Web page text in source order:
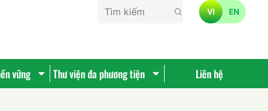
VI EN
vững Thư viện đa phương tiện Liên hệ